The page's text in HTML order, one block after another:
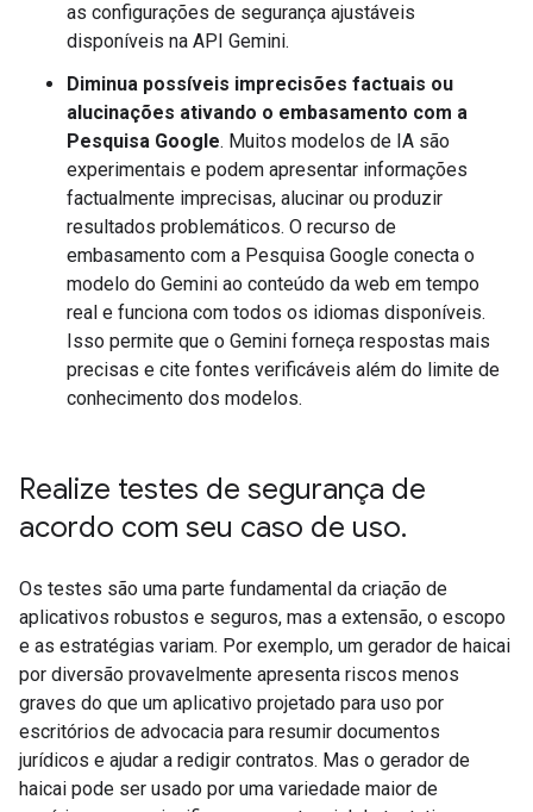
as configurações de segurança ajustáveis
disponíveis na API Gemini.
Diminua possíveis imprecisões factuais ou
alucinações ativando o embasamento com a
Pesquisa Google. Muitos modelos de IA são
experimentais e podem apresentar informações
factualmente imprecisas, alucinar ou produzir
resultados problemáticos. O recurso de
embasamento com a Pesquisa Google conecta o
modelo do Gemini ao conteúdo da web em tempo
real e funciona com todos os idiomas disponíveis.
Isso permite que o Gemini forneça respostas mais
precisas e cite fontes verificáveis além do limite de
conhecimento dos modelos.
Realize testes de segurança de
acordo com seu caso de uso.
Os testes são uma parte fundamental da criação de
aplicativos robustos e seguros, mas a extensão, o escopo
e as estratégias variam. Por exemplo, um gerador de haicai
por diversão provavelmente apresenta riscos menos
graves do que um aplicativo projetado para uso por
escritórios de advocacia para resumir documentos
jurídicos e ajudar a redigir contratos. Mas o gerador de
haicai pode ser usado por uma variedade maior de